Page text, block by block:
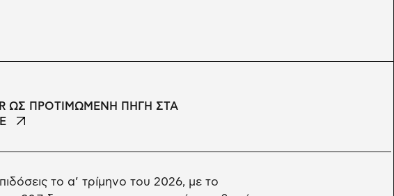
ΩΣ ΠΡΟΤΙΜΩΜΕΝΗ ΠΗΓΗ ΣΤΑ
το α’ τρίμηνο του 2026, με το